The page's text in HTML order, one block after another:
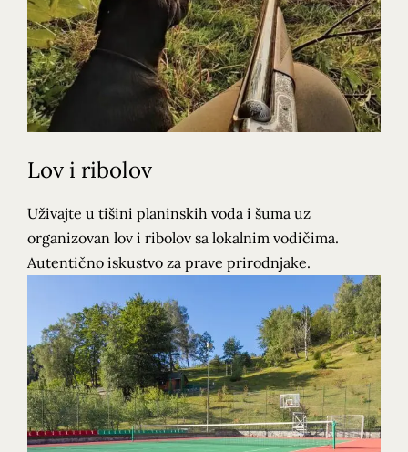
Lov i ribolov
Uživajte u tišini planinskih voda i šuma uz
organizovan lov i ribolov sa lokalnim vodičima.
Autentično iskustvo za prave prirodnjake.